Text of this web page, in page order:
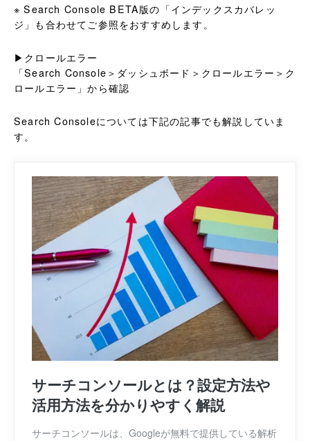
※ Search Console BETA版の「インデックスカバレッ
ジ」も合わせてご参照をおすすめします。
▶クロールエラー
「Search Console＞ダッシュボード＞クロールエラー＞ク
ロールエラー」から確認
Search Consoleについては下記の記事でも解説していま
す。
サーチコンソールとは？設定方法や
活用方法を分かりやすく解説
サーチコンソールは、Googleが無料で提供している解析